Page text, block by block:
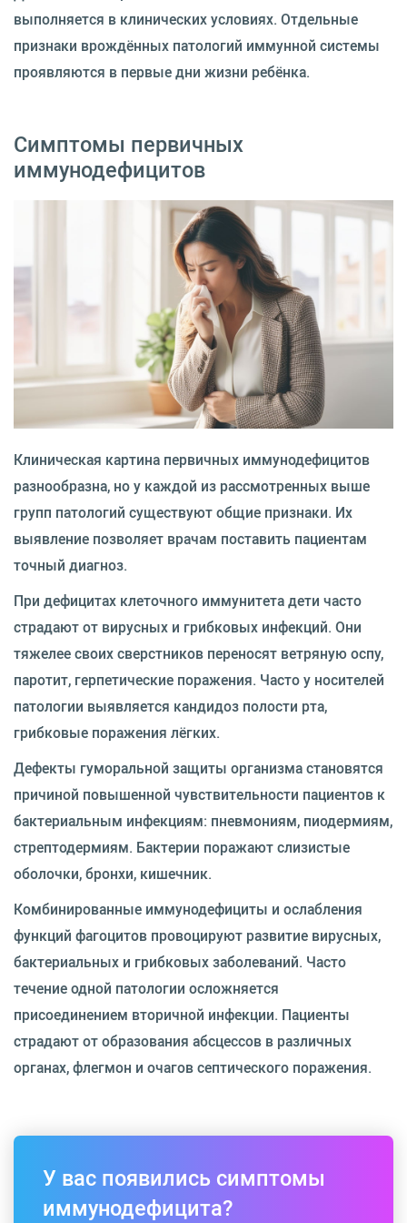
выполняется в клинических условиях. Отдельные
признаки врождённых патологий иммунной системы
проявляются в первые дни жизни ребёнка.
Симптомы первичных
иммунодефицитов
Клиническая картина первичных иммунодефицитов
разнообразна, но у каждой из рассмотренных выше
групп патологий существуют общие признаки. Их
выявление позволяет врачам поставить пациентам
точный диагноз.
При дефицитах клеточного иммунитета дети часто
страдают от вирусных и грибковых инфекций. Они
тяжелее своих сверстников переносят ветряную оспу,
паротит, герпетические поражения. Часто у носителей
патологии выявляется кандидоз полости рта,
грибковые поражения лёгких.
Дефекты гуморальной защиты организма становятся
причиной повышенной чувствительности пациентов к
бактериальным инфекциям: пневмониям, пиодермиям,
стрептодермиям. Бактерии поражают слизистые
оболочки, бронхи, кишечник.
Комбинированные иммунодефициты и ослабления
функций фагоцитов провоцируют развитие вирусных,
бактериальных и грибковых заболеваний. Часто
течение одной патологии осложняется
присоединением вторичной инфекции. Пациенты
страдают от образования абсцессов в различных
органах, флегмон и очагов септического поражения.
У вас появились симптомы
иммунодефицита?